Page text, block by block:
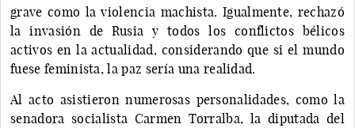
grave como la violencia machista. Igualmente, rechazó
la invasión de Rusia y todos los conflictos bélicos
activos en la actualidad, considerando que si el mundo
fuese feminista, la paz sería una realidad.
Al acto asistieron numerosas personalidades, como la
senadora socialista Carmen Torralba, la diputada del